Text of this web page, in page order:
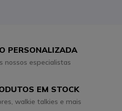
PERSONALIZADA
nossos especialistas
EM STOCK
walkie talkies e mais